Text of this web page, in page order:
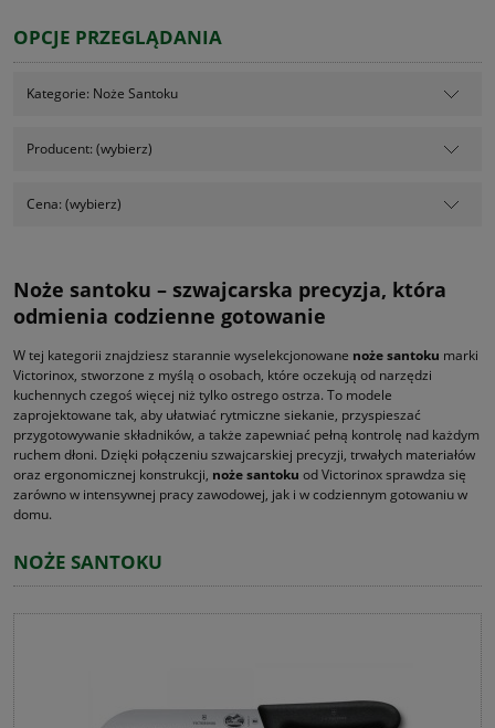
OPCJE PRZEGLĄDANIA
Kategorie: Noże Santoku
Producent: (wybierz)
Cena: (wybierz)
Noże santoku – szwajcarska precyzja, która
odmienia codzienne gotowanie
W tej kategorii znajdziesz starannie wyselekcjonowane noże santoku marki
Victorinox, stworzone z myślą o osobach, które oczekują od narzędzi
kuchennych czegoś więcej niż tylko ostrego ostrza. To modele
zaprojektowane tak, aby ułatwiać rytmiczne siekanie, przyspieszać
przygotowywanie składników, a także zapewniać pełną kontrolę nad każdym
ruchem dłoni. Dzięki połączeniu szwajcarskiej precyzji, trwałych materiałów
oraz ergonomicznej konstrukcji, noże santoku od Victorinox sprawdza się
zarówno w intensywnej pracy zawodowej, jak i w codziennym gotowaniu w
domu.
NOŻE SANTOKU